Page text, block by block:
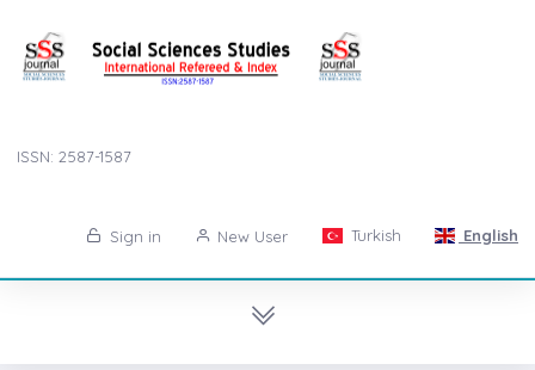
ISSN: 2587-1587
Sign in New User Turkish English